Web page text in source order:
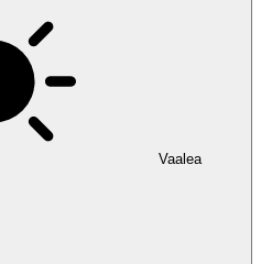
Vaalea